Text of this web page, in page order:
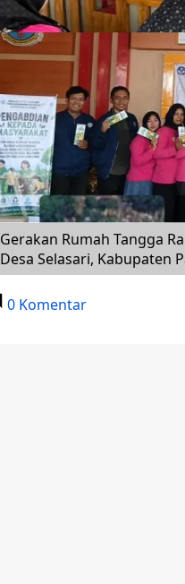
Gerakan Rumah Tangga
Desa Selasari, Kabupaten
0 Komentar